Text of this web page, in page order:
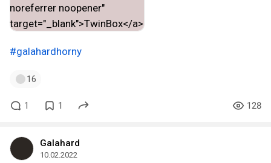
#galahardhorny
16
1 1 128
Galahard
10.02.2022